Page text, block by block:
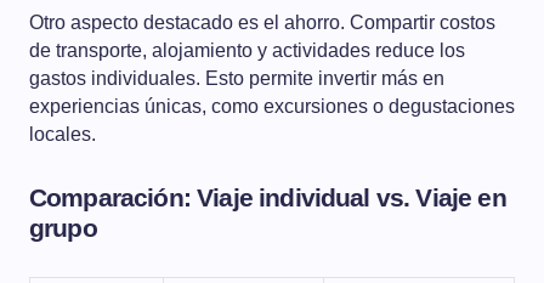
Otro aspecto destacado es el ahorro. Compartir costos
de transporte, alojamiento y actividades reduce los
gastos individuales. Esto permite invertir más en
experiencias únicas, como excursiones o degustaciones
locales.
Comparación: Viaje individual vs. Viaje en
grupo